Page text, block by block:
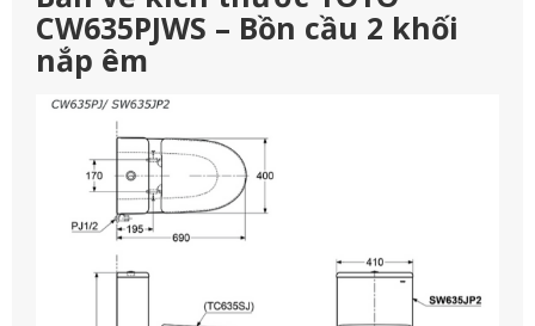
CW635PJWS – Bồn cầu 2 khối
nắp êm